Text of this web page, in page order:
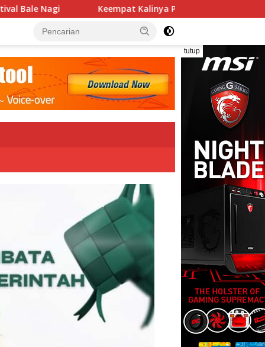
Kalinya PN Lembata Kabulkan Eksepsi, Kado Songsong
tutup